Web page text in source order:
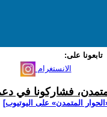
تابعونا على:
الانستغرام
فشاركونا في
المتمدن» على اليوتيوب]